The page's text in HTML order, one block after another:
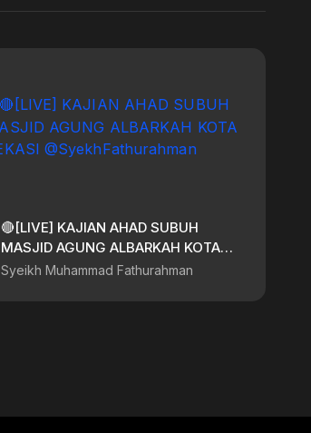
🔴[LIVE] KAJIAN AHAD SUBUH
MASJID AGUNG ALBARKAH KOTA
BEKASI @SyekhFathurahman
Syeikh Muhammad Fathurahman